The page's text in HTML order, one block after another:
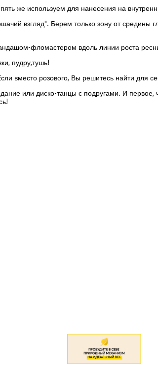
же используем для нанесения на
взгляд". Берем только зону от
фломастером вдоль линии роста
пудру,тушь!
вместо розового, Вы решитесь найти для
или диско-танцы с подругами. И